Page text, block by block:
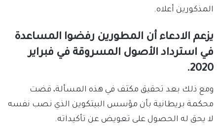
المذكورين أعلاه.
يزعم الادعاء أن المطورين رفضوا المساعدة
في استرداد الأصول المسروقة في فبراير
2020.
ومع ذلك بعد تحقيق مكثف في هذه المسألة، قضت
محكمة بريطانية بأن مؤسس البيتكوين الذي نصب نفسه
لا يحق له الحصول على تعويض عن تأكيداته.